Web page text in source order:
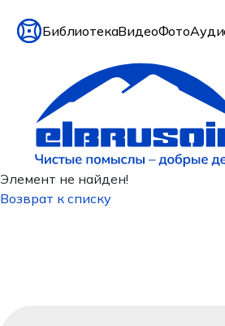
БиблиотекаВидеоФото
Элемент не найден!
Возврат к списку